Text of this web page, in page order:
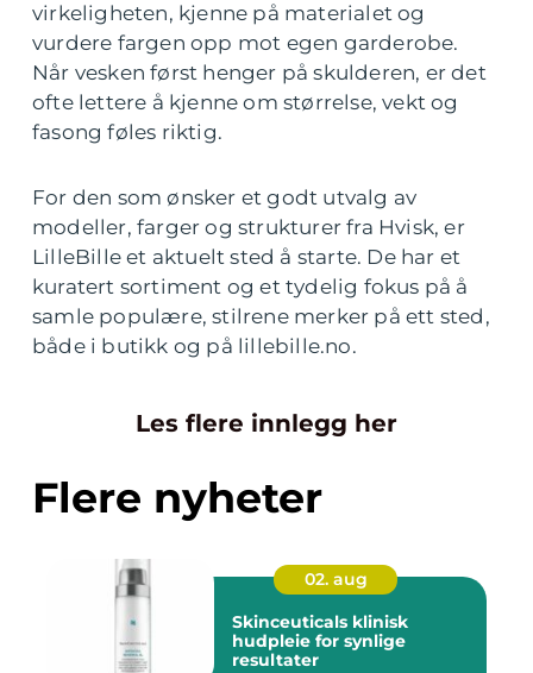
virkeligheten, kjenne på materialet og
vurdere fargen opp mot egen garderobe.
Når vesken først henger på skulderen, er det
ofte lettere å kjenne om størrelse, vekt og
fasong føles riktig.
For den som ønsker et godt utvalg av
modeller, farger og strukturer fra Hvisk, er
LilleBille et aktuelt sted å starte. De har et
kuratert sortiment og et tydelig fokus på å
samle populære, stilrene merker på ett sted,
både i butikk og på lillebille.no.
Les flere innlegg her
Flere nyheter
02. aug
Skinceuticals klinisk
hudpleie for synlige
resultater